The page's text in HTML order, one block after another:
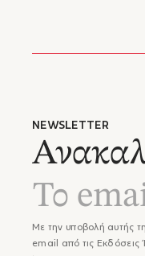
NEWSLETTER
Με την υποβολή αυτής
email από τις Εκδόσεις